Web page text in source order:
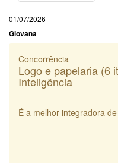
01/07/2026
Giovana
Concorrência
Logo e papelaria (6
Inteligência
É a melhor integradora